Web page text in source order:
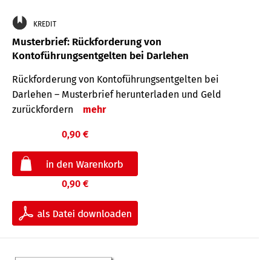
KREDIT
Musterbrief: Rückforderung von
Kontoführungsentgelten bei Darlehen
Rückforderung von Kontoführungsentgelten bei
Darlehen – Musterbrief herunterladen und Geld
zurückfordern
mehr
0,90 €
0,90 €